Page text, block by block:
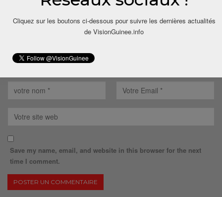
Save my name, email, and website in this browser for the next
time I comment.
Cliquez sur les boutons ci-dessous pour suivre les dernières actualités
de VisionGuinee.info